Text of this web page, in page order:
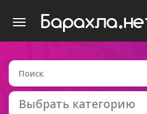
Выбрать категорию